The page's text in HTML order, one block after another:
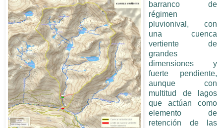
barranco de
régimen
pluvionival, con
una cuenca
vertiente de
grandes
dimensiones y
fuerte pendiente,
aunque con
multitud de lagos
que actúan como
elemento de
retención de las